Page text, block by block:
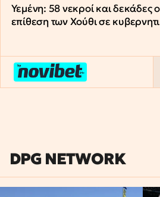
Υεμένη: 58 νεκροί και δεκάδες
επίθεση των Χούθι σε
DPG NETWORK